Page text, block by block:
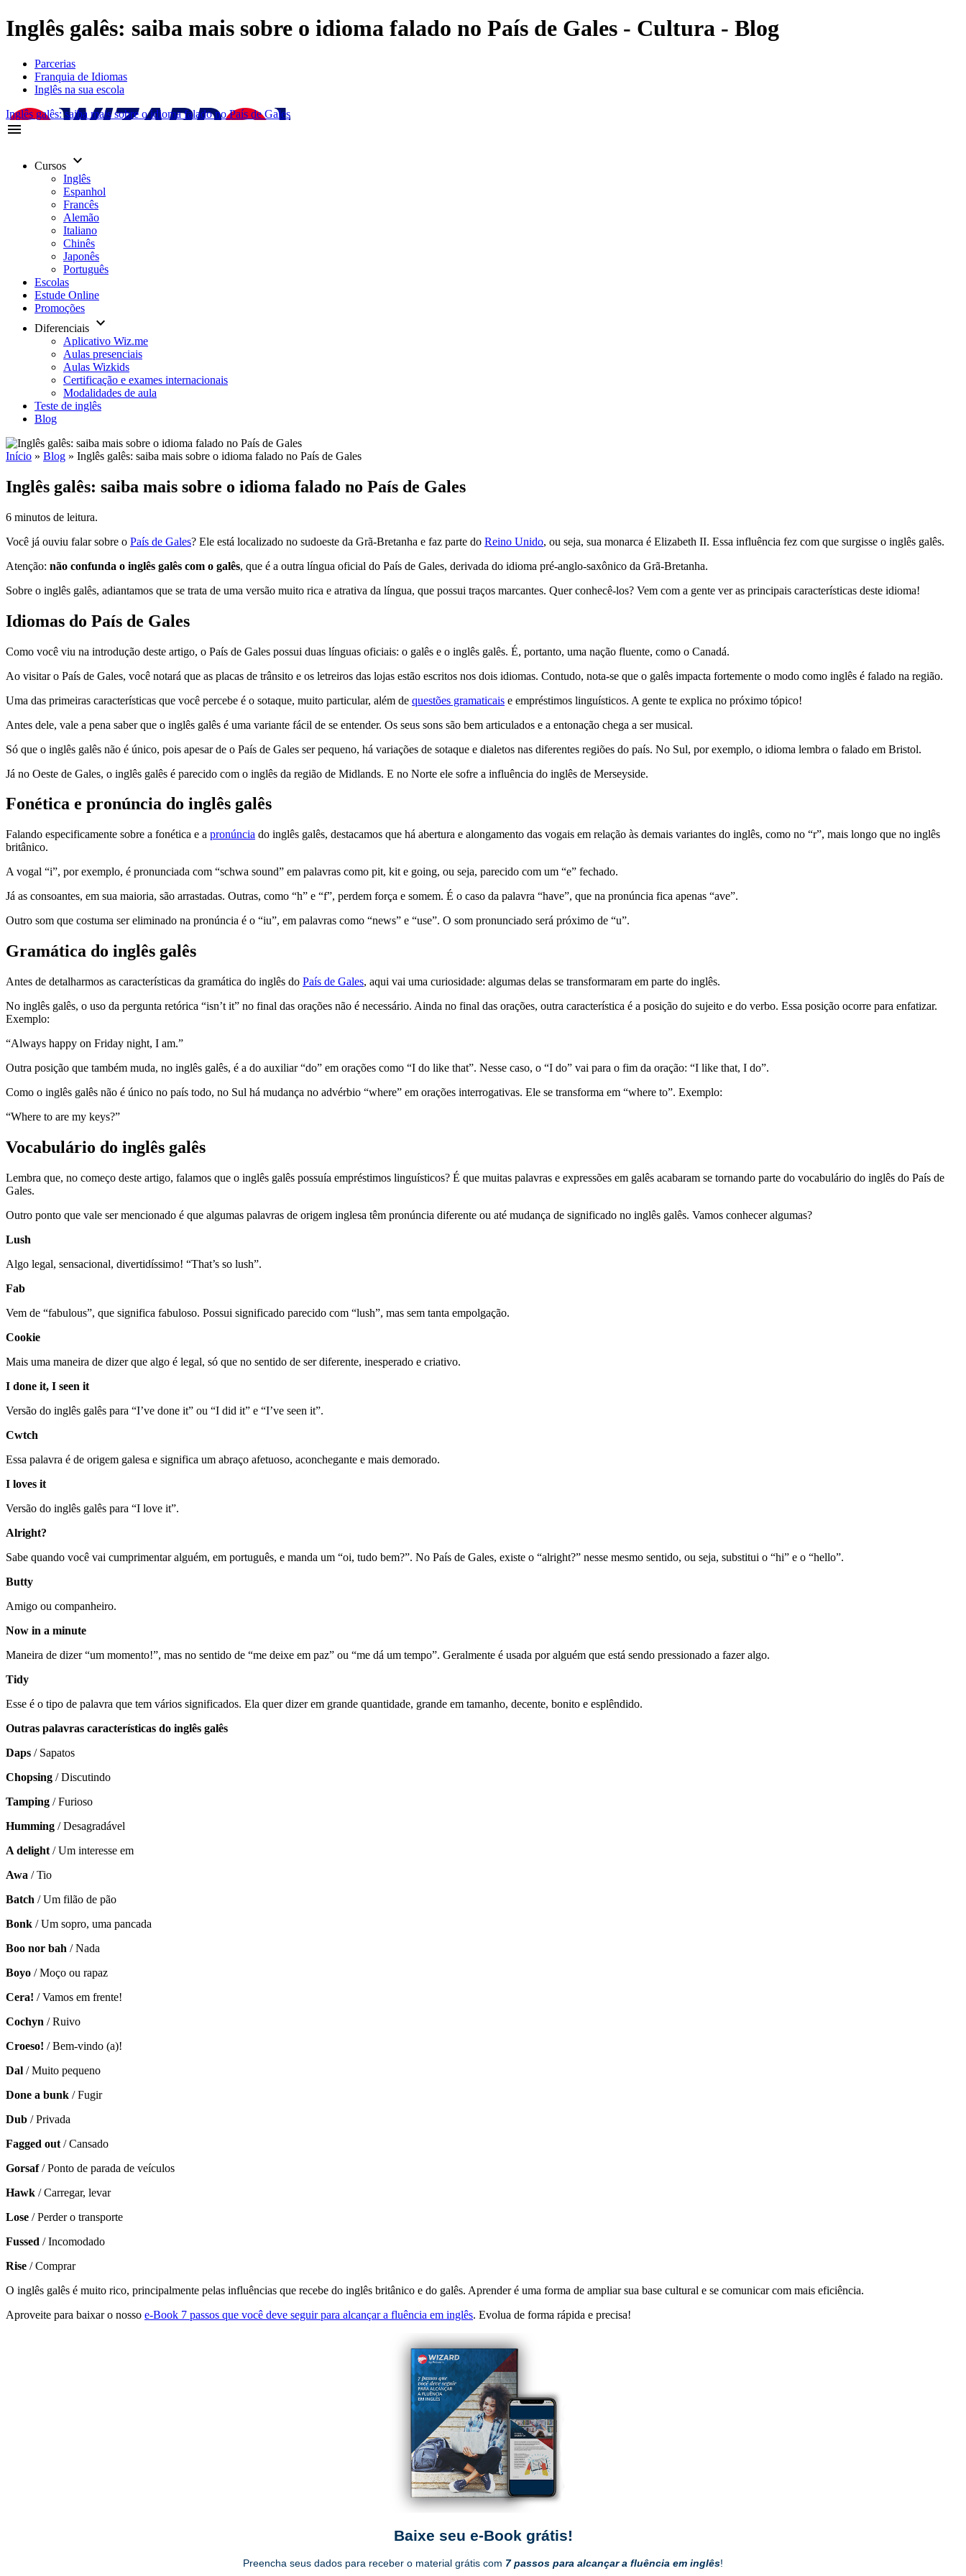
Inglês galês: saiba mais sobre o idioma falado no País de Gales - Cultura - Blog
Parcerias
Franquia de Idiomas
Inglês na sua escola
Inglês galês: saiba mais sobre o idioma falado no País de Gales
menu
Cursos keyboard_arrow_down
Inglês
Espanhol
Francês
Alemão
Italiano
Chinês
Japonês
Português
Escolas
Estude Online
Promoções
Diferenciais keyboard_arrow_down
Aplicativo Wiz.me
Aulas presenciais
Aulas Wizkids
Certificação e exames internacionais
Modalidades de aula
Teste de inglês
Blog
Início » Blog » Inglês galês: saiba mais sobre o idioma falado no País de Gales
Inglês galês: saiba mais sobre o idioma falado no País de Gales
6 minutos de leitura.
Você já ouviu falar sobre o País de Gales? Ele está localizado no sudoeste da Grã-Bretanha e faz parte do Reino Unido, ou seja, sua monarca é Elizabeth II. Essa influência fez com que surgisse o inglês galês.
Atenção: não confunda o inglês galês com o galês, que é a outra língua oficial do País de Gales, derivada do idioma pré-anglo-saxônico da Grã-Bretanha.
Sobre o inglês galês, adiantamos que se trata de uma versão muito rica e atrativa da língua, que possui traços marcantes. Quer conhecê-los? Vem com a gente ver as principais características deste idioma!
Idiomas do País de Gales
Como você viu na introdução deste artigo, o País de Gales possui duas línguas oficiais: o galês e o inglês galês. É, portanto, uma nação fluente, como o Canadá.
Ao visitar o País de Gales, você notará que as placas de trânsito e os letreiros das lojas estão escritos nos dois idiomas. Contudo, nota-se que o galês impacta fortemente o modo como inglês é falado na região.
Uma das primeiras características que você percebe é o sotaque, muito particular, além de questões gramaticais e empréstimos linguísticos. A gente te explica no próximo tópico!
Antes dele, vale a pena saber que o inglês galês é uma variante fácil de se entender. Os seus sons são bem articulados e a entonação chega a ser musical.
Só que o inglês galês não é único, pois apesar de o País de Gales ser pequeno, há variações de sotaque e dialetos nas diferentes regiões do país. No Sul, por exemplo, o idioma lembra o falado em Bristol.
Já no Oeste de Gales, o inglês galês é parecido com o inglês da região de Midlands. E no Norte ele sofre a influência do inglês de Merseyside.
Fonética e pronúncia do inglês galês
Falando especificamente sobre a fonética e a pronúncia do inglês galês, destacamos que há abertura e alongamento das vogais em relação às demais variantes do inglês, como no “r”, mais longo que no inglês
britânico.
A vogal “i”, por exemplo, é pronunciada com “schwa sound” em palavras como pit, kit e going, ou seja, parecido com um “e” fechado.
Já as consoantes, em sua maioria, são arrastadas. Outras, como “h” e “f”, perdem força e somem. É o caso da palavra “have”, que na pronúncia fica apenas “ave”.
Outro som que costuma ser eliminado na pronúncia é o “iu”, em palavras como “news” e “use”. O som pronunciado será próximo de “u”.
Gramática do inglês galês
Antes de detalharmos as características da gramática do inglês do País de Gales, aqui vai uma curiosidade: algumas delas se transformaram em parte do inglês.
No inglês galês, o uso da pergunta retórica “isn’t it” no final das orações não é necessário. Ainda no final das orações, outra característica é a posição do sujeito e do verbo. Essa posição ocorre para enfatizar.
Exemplo:
“Always happy on Friday night, I am.”
Outra posição que também muda, no inglês galês, é a do auxiliar “do” em orações como “I do like that”. Nesse caso, o “I do” vai para o fim da oração: “I like that, I do”.
Como o inglês galês não é único no país todo, no Sul há mudança no advérbio “where” em orações interrogativas. Ele se transforma em “where to”. Exemplo:
“Where to are my keys?”
Vocabulário do inglês galês
Lembra que, no começo deste artigo, falamos que o inglês galês possuía empréstimos linguísticos? É que muitas palavras e expressões em galês acabaram se tornando parte do vocabulário do inglês do País de
Gales.
Outro ponto que vale ser mencionado é que algumas palavras de origem inglesa têm pronúncia diferente ou até mudança de significado no inglês galês. Vamos conhecer algumas?
Lush
Algo legal, sensacional, divertidíssimo! “That’s so lush”.
Fab
Vem de “fabulous”, que significa fabuloso. Possui significado parecido com “lush”, mas sem tanta empolgação.
Cookie
Mais uma maneira de dizer que algo é legal, só que no sentido de ser diferente, inesperado e criativo.
I done it, I seen it
Versão do inglês galês para “I’ve done it” ou “I did it” e “I’ve seen it”.
Cwtch
Essa palavra é de origem galesa e significa um abraço afetuoso, aconchegante e mais demorado.
I loves it
Versão do inglês galês para “I love it”.
Alright?
Sabe quando você vai cumprimentar alguém, em português, e manda um “oi, tudo bem?”. No País de Gales, existe o “alright?” nesse mesmo sentido, ou seja, substitui o “hi” e o “hello”.
Butty
Amigo ou companheiro.
Now in a minute
Maneira de dizer “um momento!”, mas no sentido de “me deixe em paz” ou “me dá um tempo”. Geralmente é usada por alguém que está sendo pressionado a fazer algo.
Tidy
Esse é o tipo de palavra que tem vários significados. Ela quer dizer em grande quantidade, grande em tamanho, decente, bonito e esplêndido.
Outras palavras características do inglês galês
Daps / Sapatos
Chopsing / Discutindo
Tamping / Furioso
Humming / Desagradável
A delight / Um interesse em
Awa / Tio
Batch / Um filão de pão
Bonk / Um sopro, uma pancada
Boo nor bah / Nada
Boyo / Moço ou rapaz
Cera! / Vamos em frente!
Cochyn / Ruivo
Croeso! / Bem-vindo (a)!
Dal / Muito pequeno
Done a bunk / Fugir
Dub / Privada
Fagged out / Cansado
Gorsaf/ Ponto de parada de veículos
Hawk / Carregar, levar
Lose / Perder o transporte
Fussed / Incomodado
Rise / Comprar
O inglês galês é muito rico, principalmente pelas influências que recebe do inglês britânico e do galês. Aprender é uma forma de ampliar sua base cultural e se comunicar com mais eficiência.
Aproveite para baixar o nosso e-Book 7 passos que você deve seguir para alcançar a fluência em inglês. Evolua de forma rápida e precisa!